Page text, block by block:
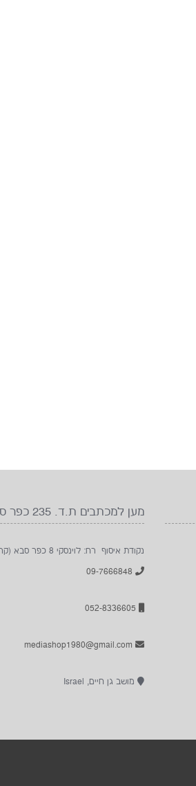
מען למכתבים ת.ד. 235 כפר סבא 4410102
נקודת איסוף רח: לוינסקי 8 כפר סבא (קרוב לבית החולים מאיר), להתקשר לפני הגעה
מושב גן חיים, Israel